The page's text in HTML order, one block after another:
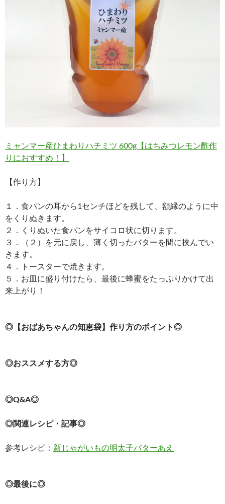
ミャンマー産ひまわりハチミツ 600g【はちみつレモン酢作
りにおすすめ！】
【作り方】
１．食パンの耳から1センチほどを残して、額縁のように中
をくりぬきます。
２．くりぬいた食パンをサイコロ状に切ります。
３．（２）を元に戻し、薄く切ったバターを間に挟んでい
きます。
４．トースターで焼きます。
５．お皿に盛り付けたら、最後に蜂蜜をたっぷりかけて出
来上がり！
◎【おばあちゃんの知恵袋】作り方のポイント◎
◎おススメする方◎
◎Q&A◎
◎関連レシピ・記事◎
参考レシピ： 新じゃがいもの明太子バターあえ
◎最後に◎